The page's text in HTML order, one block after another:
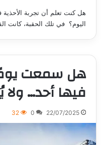
هل كنت تعلم أن تجربة الأحذية
اليوم؟ في تلك الحقبة، كانت
هل سمعت
فيها أحد…
22/07/2025
0
32